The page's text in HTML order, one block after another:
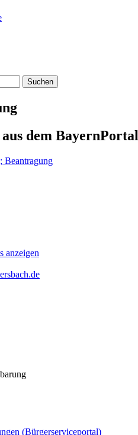
Suchen
dem BayernPortal
Beantragung
anzeigen
(Bürgerserviceportal)